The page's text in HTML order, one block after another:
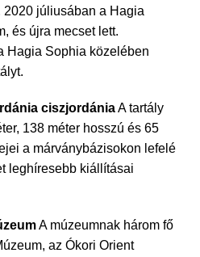
2020 júliusában a Hagia
és újra mecset lett.
Hagia Sophia közelében
ciszjordániaA tartály
138 méter hosszú és 65
a márványbázisokon lefelé
leghíresebb kiállításai
A múzeumnak három fő
az Ókori Orient